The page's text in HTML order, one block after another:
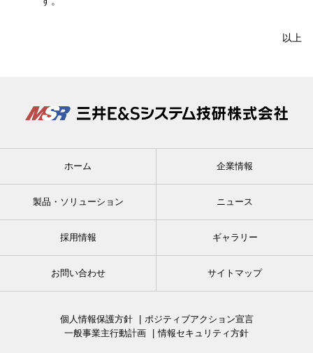
以上
ホーム 企業情報
製品・ソリューション ニュース
採⽤情報 ギャラリー
お問い合わせ サイトマップ
個⼈情報保護⽅針
ポジティブアクション宣⾔
⼀般事業主⾏動計画
情報セキュリティ⽅針